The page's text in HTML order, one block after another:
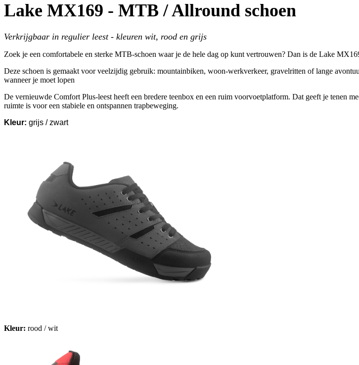
Lake MX169 - MTB / Allround schoen
Verkrijgbaar in regulier leest - kleuren wit, rood en grijs
Zoek je een comfortabele en sterke MTB-schoen waar je de hele dag op kunt vertrouwen? Dan is de Lake
Deze schoen is gemaakt voor veelzijdig gebruik: mountainbiken, woon-werkverkeer, gravelritten of lange
wanneer je moet lopen
De vernieuwde Comfort Plus-leest heeft een bredere teenbox en een ruim voorvoetplatform. Dat geeft je tenen
ruimte is voor een stabiele en ontspannen trapbeweging.
Kleur: grijs / zwart
Kleur: rood / wit